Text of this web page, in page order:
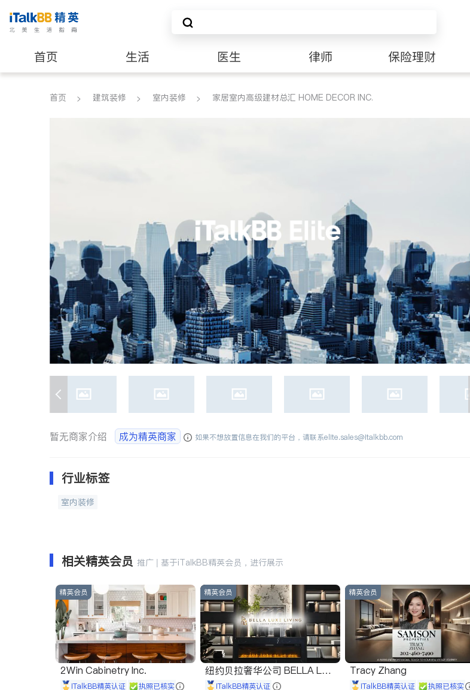
首页 生活 医生 律师 保险理财
养老 非盈利组织
首页 建筑装修 室内装修 家居室内高级建材总汇 HOME DECOR INC.
暂无商家介绍 成为精英商家 如果不想放置信息在我们的平台，请联系elite.sales@italkbb.com
行业标签
室内装修
相关精英会员 推广 | 基于iTalkBB精英会员，进行展示
精英会员
2Win Cabinetry Inc.
iTalkBB精英认证 执照已核实
精英会员
纽约贝拉奢华公司 BELLA LUX
E iTalkBB精英认证
精英会员
Tracy Zhang
iTalkBB精英认证 执照已核实